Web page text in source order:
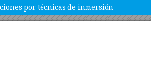
por técnicas de inmersión